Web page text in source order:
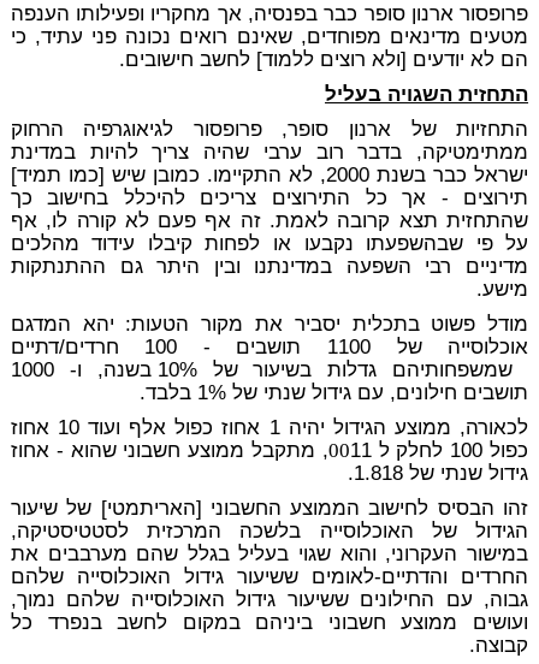
פרופסור ארנון סופר כבר בפנסיה, אך מחקריו ופעילותו הענפה
מטעים מדינאים מפוחדים, שאינם רואים נכונה פני עתיד, כי
הם לא יודעים [ולא רוצים ללמוד] לחשב חישובים.
התחזית השגויה בעליל
התחזיות של ארנון סופר, פרופסור לגיאוגרפיה הרחוק
ממתימטיקה, בדבר רוב ערבי שהיה צריך להיות במדינת
ישראל כבר בשנת 2000, לא התקיימו. כמובן שיש [כמו תמיד]
תירוצים - אך כל התירוצים צריכים להיכלל בחישוב כך
שהתחזית תצא קרובה לאמת. זה אף פעם לא קורה לו, אף
על פי שבהשפעתו נקבעו או לפחות קיבלו עידוד מהלכים
מדיניים רבי השפעה במדינתנו ובין היתר גם ההתנתקות
מישע.
מודל פשוט בתכלית יסביר את מקור הטעות: יהא המדגם
אוכלוסייה של 1100 תושבים - 100 חרדים/דתיים
שמשפחותיהם גדלות בשיעור של 10% בשנה, ו- 1000
תושבים חילונים, עם גידול שנתי של 1% בלבד.
לכאורה, ממוצע הגידול יהיה 1 אחוז כפול אלף ועוד 10 אחוז
כפול 100 לחלק ל
0011, מתקבל ממוצע חשבוני שהוא - אחוז
גידול שנתי של 1.818.
זהו הבסיס לחישוב הממוצע החשבוני [האריתמטי] של שיעור
הגידול של האוכלוסייה בלשכה המרכזית לסטטיסטיקה,
במישור העקרוני, והוא שגוי בעליל בגלל שהם מערבבים את
החרדים והדתיים-לאומים ששיעור גידול האוכלוסייה שלהם
גבוה, עם החילונים ששיעור גידול האוכלוסייה שלהם נמוך,
ועושים ממוצע חשבוני ביניהם במקום לחשב בנפרד כל
קבוצה.